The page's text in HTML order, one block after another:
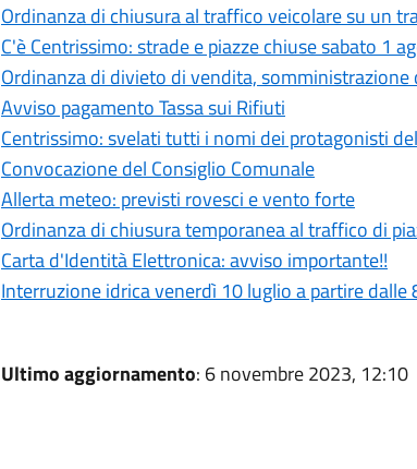
Ordinanza di chiusura al traffico veicolare su un
C'è Centrissimo: strade e piazze chiuse sabato 1
Ordinanza di divieto di vendita,
Avviso pagamento Tassa sui Rifiuti
Centrissimo: svelati tutti i nomi dei protagonisti
Convocazione del Consiglio Comunale
Allerta meteo: previsti rovesci e vento forte
Ordinanza di chiusura temporanea al traffico di
Carta d'Identità Elettronica: avviso importante!!
Interruzione idrica venerdì 10 luglio a partire dalle
Ultimo aggiornamento: 6 novembre 2023, 12:10